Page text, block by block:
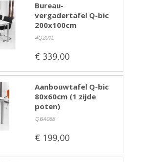
Bureau-
vergadertafel Q-bic
200x100cm
4Q201L
€ 339,00
Aanbouwtafel Q-bic
80x60cm (1 zijde
poten)
QBA068
€ 199,00